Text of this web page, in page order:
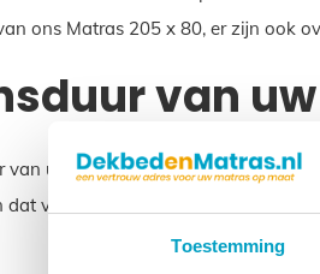
Toestemming
ons Matras 205 x 80, er zijn ook
van
van uw Matras 205 x 80 is
dat voorkomt belasting op het